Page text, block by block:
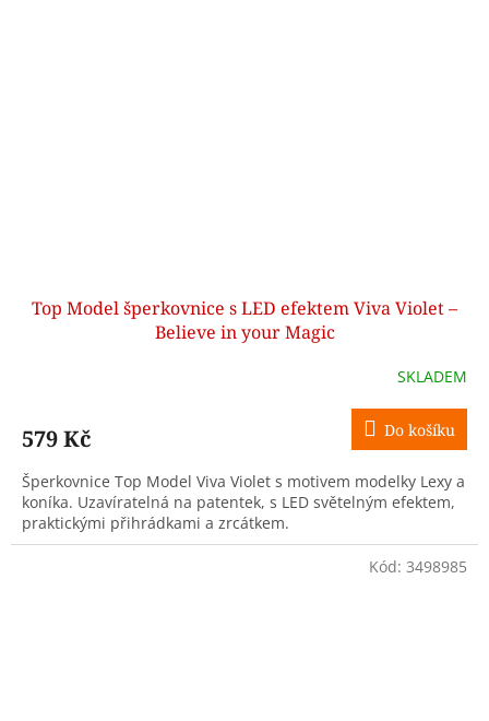
Top Model šperkovnice s LED efektem Viva Violet –
Believe in your Magic
SKLADEM
579 Kč Do košíku
Šperkovnice Top Model Viva Violet s motivem modelky Lexy a
koníka. Uzavíratelná na patentek, s LED světelným efektem,
praktickými přihrádkami a zrcátkem.
Kód: 3498985